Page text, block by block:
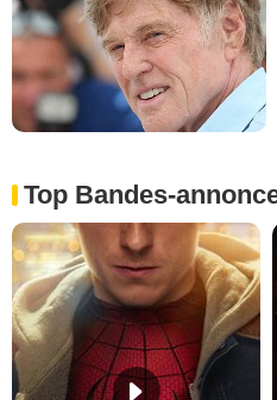
Top Bandes-